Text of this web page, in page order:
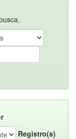
Registro(s)